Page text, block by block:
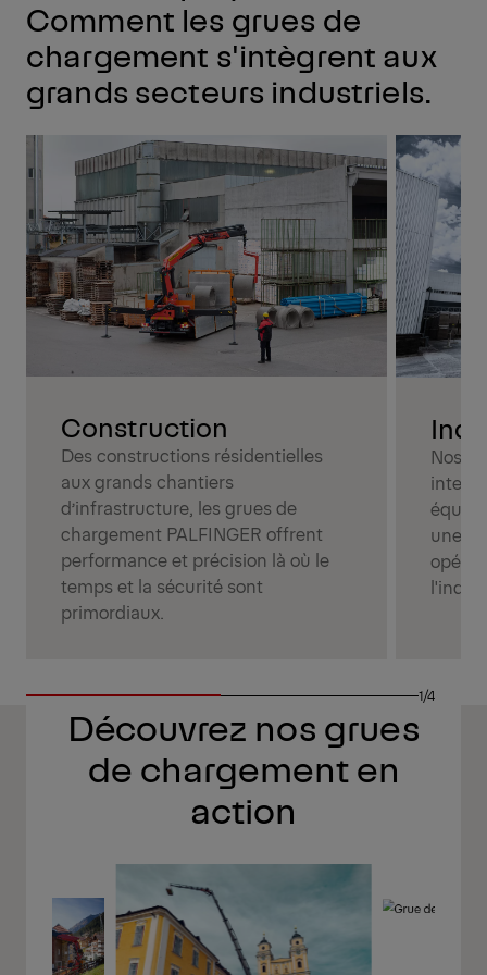
Comment les grues de
chargement s'intègrent aux
grands secteurs industriels.
Construction
Des constructions résidentielles
aux grands chantiers
d’infrastructure, les grues de
chargement PALFINGER offrent
performance et précision là où le
temps et la sécurité sont
primordiaux.
Nos
une
1/4
Découvrez nos grues
de chargement en
action